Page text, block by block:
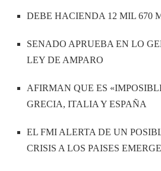
DEBE HACIENDA 12 MIL 670
SENADO APRUEBA EN LO
LEY DE AMPARO
AFIRMAN QUE ES
GRECIA, ITALIA Y ESPAÑA
EL FMI ALERTA DE UN
CRISIS A LOS PAISES